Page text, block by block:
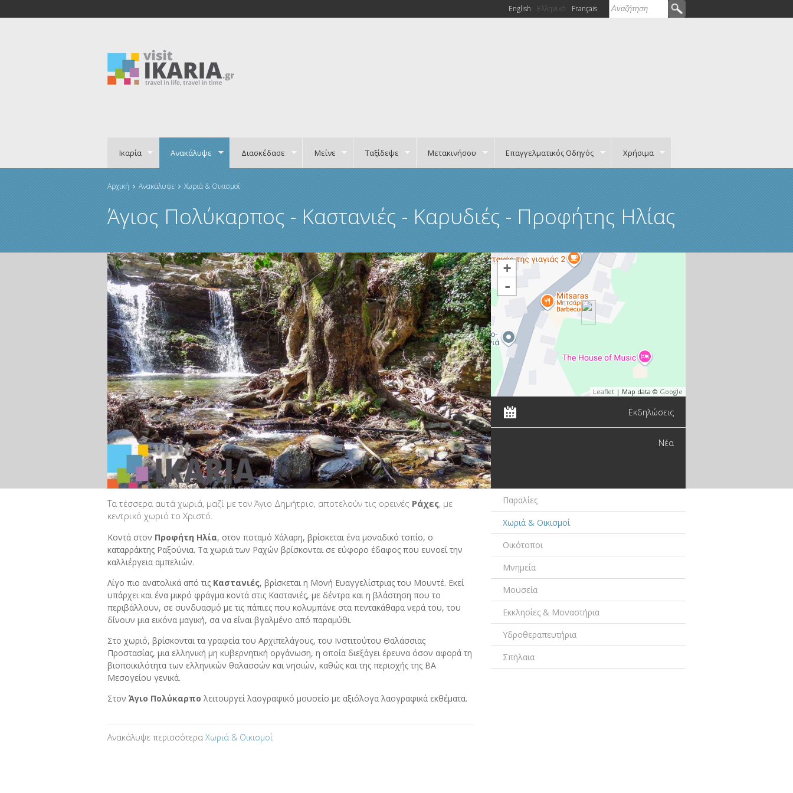
Φόρμα αναζήτησης
Αναζήτηση
English Ελληνικά Français
Ικαρία Ανακάλυψε Διασκέδασε Μείνε Ταξίδεψε Μετακινήσου Επαγγελματικός Οδηγός Χρήσιμα
Είστε εδώ
Αρχική Ανακάλυψε Χωριά & Οικισμοί
Άγιος Πολύκαρπος - Καστανιές - Καρυδιές - Προφήτης Ηλίας
+
-
Leaflet| Map data © Google
Εκδηλώσεις
Νέα
Τα τέσσερα αυτά χωριά, μαζί με τον Άγιο Δημήτριο, αποτελούν τις ορεινές Ράχες, με
κεντρικό χωριό το Χριστό.
Κοντά στον Προφήτη Ηλία, στον ποταμό Χάλαρη, βρίσκεται ένα μοναδικό τοπίο, ο
καταρράκτης Ραξούνια. Τα χωριά των Ραχών βρίσκονται σε εύφορο έδαφος που ευνοεί την
καλλιέργεια αμπελιών.
Λίγο πιο ανατολικά από τις Καστανιές, βρίσκεται η Μονή Ευαγγελίστριας του Μουντέ. Εκεί
υπάρχει και ένα μικρό φράγμα κοντά στις Καστανιές, με δέντρα και η βλάστηση που το
περιβάλλουν, σε συνδυασμό με τις πάπιες που κολυμπάνε στα πεντακάθαρα νερά του, του
δίνουν μια εικόνα μαγική, σα να είναι βγαλμένο από παραμύθι.
Στο χωριό, βρίσκονται τα γραφεία του Αρχιπελάγους, του Ινστιτούτου Θαλάσσιας
Προστασίας, μια ελληνική μη κυβερνητική οργάνωση, η οποία διεξάγει έρευνα όσον αφορά τη
βιοποικιλότητα των ελληνικών θαλασσών και νησιών, καθώς και της περιοχής της ΒΑ
Μεσογείου γενικά.
Στον Άγιο Πολύκαρπο λειτουργεί λαογραφικό μουσείο με αξιόλογα λαογραφικά εκθέματα.
Ανακάλυψε περισσότερα Χωριά & Οικισμοί
Παραλίες
Χωριά & Οικισμοί
Οικότοποι
Μνημεία
Μουσεία
Εκκλησίες & Μοναστήρια
Υδροθεραπευτήρια
Σπήλαια